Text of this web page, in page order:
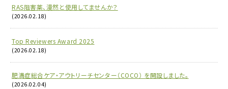
RAS阻害薬、漫然と使用してませんか？
(2026.02.18)
Top Reviewers Award 2025
(2026.02.18)
肥満症総合ケア・アウトリーチセンター（COCO） を開設しました。
(2026.02.04)